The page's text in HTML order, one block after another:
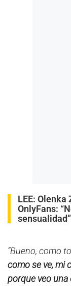
LEE: Olenka
OnlyFans:
sensualidad”
“Bueno, como
como se ve, mi
porque veo